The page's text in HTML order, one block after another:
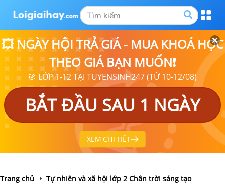
💥 NGÀY HỘI TRẢ GIÁ - MUA KHOÁ HỌC
THEO GIÁ BẠN MUỐN❗
🎯 LỚP 1-12 TẠI TUYENSINH247 (TỪ 10-12/08)
BẮT ĐẦU SAU 1 NGÀY
XEM CHI TIẾT
Trang chủ Tự nhiên và xã hội lớp 2 Chân trời sáng tạo